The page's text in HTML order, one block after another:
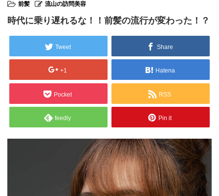
前髪 流山の訪問美容
時代に乗り遅れるな！！前髪の流行が変わった！？
Tweet Share
+1 Hatena
Pocket RSS
feedly Pin it